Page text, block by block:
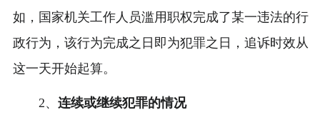
如，国家机关工作人员滥用职权完成了某一违法的行
政行为，该行为完成之日即为犯罪之日，追诉时效从
这一天开始起算。
2、 连续或继续犯罪的情况